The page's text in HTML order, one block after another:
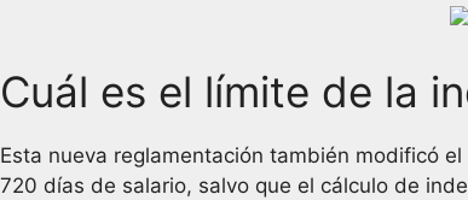
Cuál es el límite de la
Esta nueva reglamentación también modificó
720 días de salario, salvo que el cálculo de